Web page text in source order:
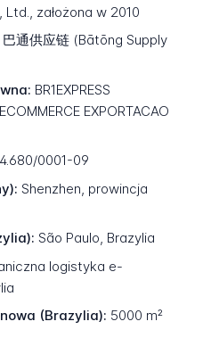
założona w 2010
巴通供应链 (Bātōng Supply
BR1EXPRESS
EXPORTACAO
0001-09
Shenzhen, prowincja
São Paulo, Brazylia
logistyka e-
(Brazylia): 5000 m²